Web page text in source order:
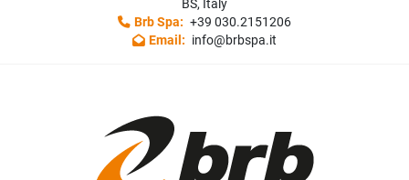
BS, Italy
Brb Spa: +39 030.2151206
Email: info@brbspa.it